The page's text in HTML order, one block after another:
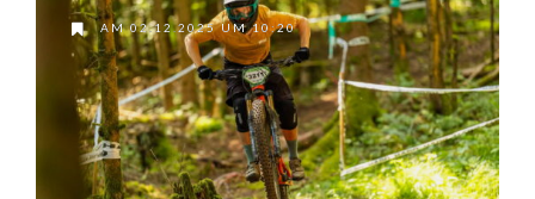
AM 02.12.2025 UM 10:20